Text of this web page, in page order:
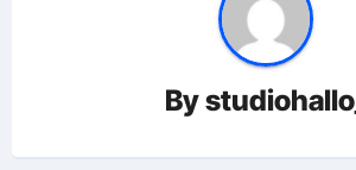
Bystudiohallo_